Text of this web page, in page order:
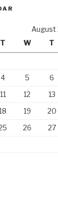
August
T W T
4 5 6
11 12 13
19 20
26 27